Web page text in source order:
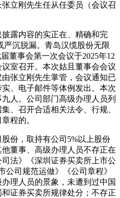
立刚先生任从任委员（会议召
露内容的实正在、精确和完
严沉脱漏。青岛汉缆股份无限
董事会第一次会议于2025年12
室召开。本次姑且董事会会议
张立刚先生掌管，会议通知已
、电子邮件等体例发出。本次
人。公司部门高级办理人员列
、召开合适相关法令、行规、
程的。
，取持有公司5%以上股份
董事、高级办理人员不存正在
法》《深圳证券买卖所上市公
司规范运做》《公司章程》
理人员的景象，未遭到过中国
证券买卖所规律处分；不存正